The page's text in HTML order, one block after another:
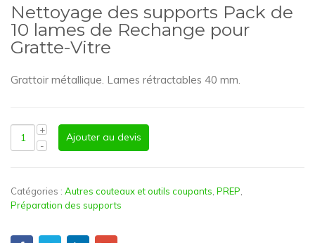
Nettoyage des supports Pack de
10 lames de Rechange pour
Gratte-Vitre
Grattoir métallique. Lames rétractables 40 mm.
Ajouter au devis
Catégories : Autres couteaux et outils coupants, PREP,
Préparation des supports